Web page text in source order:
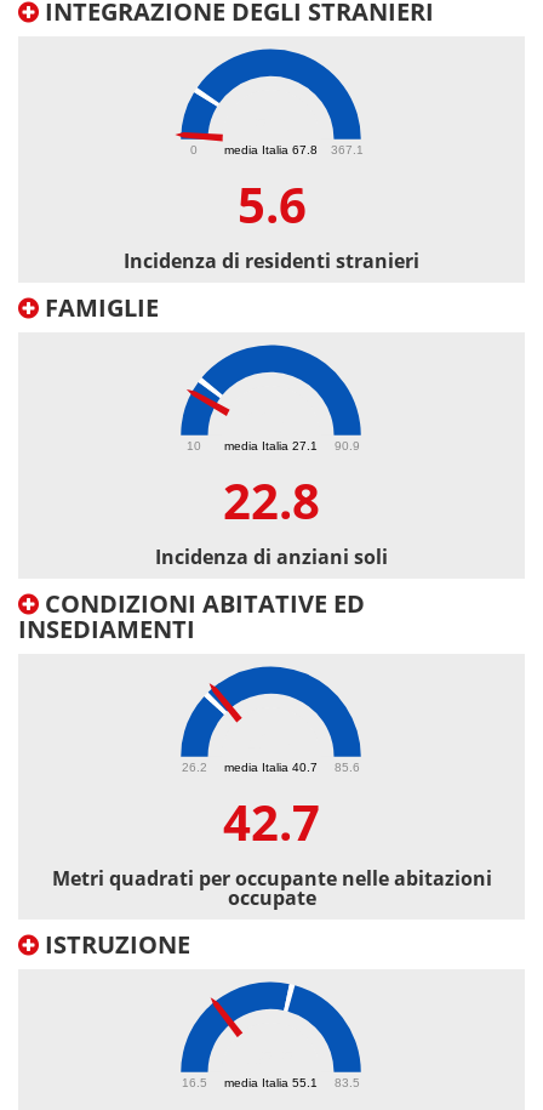
INTEGRAZIONE DEGLI STRANIERI
media Italia 67.8
0 367.1
5.6
Incidenza di residenti stranieri
FAMIGLIE
media Italia 27.1
10 90.9
22.8
Incidenza di anziani soli
CONDIZIONI ABITATIVE ED
INSEDIAMENTI
media Italia 40.7
26.2 85.6
42.7
Metri quadrati per occupante nelle abitazioni
occupate
ISTRUZIONE
media Italia 55.1
16.5 83.5